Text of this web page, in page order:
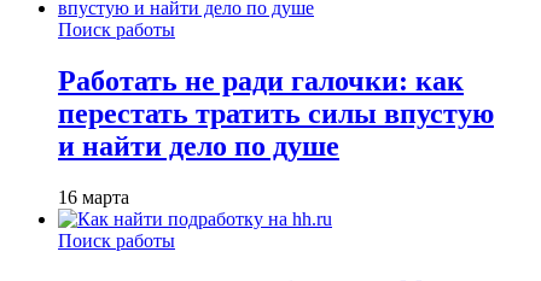
Поиск работы
Работать не ради галочки: как
перестать тратить силы впустую
и найти дело по душе
16 марта
Поиск работы